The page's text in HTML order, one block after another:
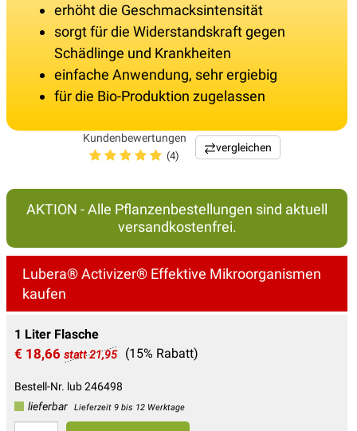
erhöht die Geschmacksintensität
sorgt für die Widerstandskraft gegen
Schädlinge und Krankheiten
einfache Anwendung, sehr ergiebig
für die Bio-Produktion zugelassen
Kundenbewertungen
(4)
vergleichen
AKTION - Alle Pflanzenbestellungen sind aktuell
versandkostenfrei.
Lubera® Activizer® Effektive Mikroorganismen
kaufen
1 Liter Flasche
€ 18,66 statt 21,95 (15% Rabatt)
Bestell-Nr. lub 246498
lieferbar
Lieferzeit 9 bis 12 Werktage